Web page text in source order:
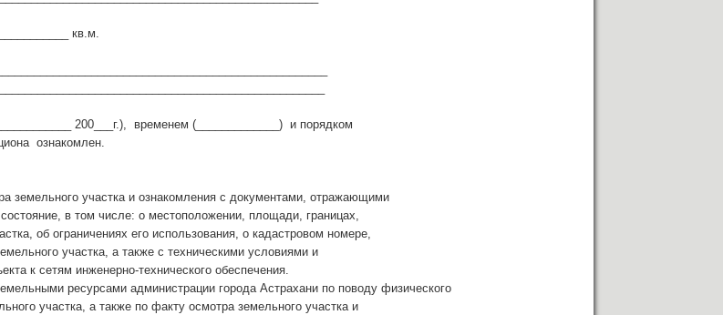
кв.м.
200___г.), временем (_____________) и порядком
ознакомлен.
участка и ознакомления с документами, отражающими
в том числе: о местоположении, площади, границах,
об ограничениях его использования, о кадастровом номере,
участка, а также с техническими условиями и
к сетям инженерно-технического обеспечения.
ресурсами администрации города Астрахани по поводу физического
участка, а также по факту осмотра земельного участка и